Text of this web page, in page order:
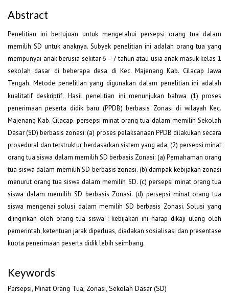
Abstract
Penelitian ini bertujuan untuk mengetahui persepsi orang tua dalam
memilih SD untuk anaknya. Subyek penelitian ini adalah orang tua yang
mempunyai anak berusia sekitar 6 – 7 tahun atau usia anak masuk kelas 1
sekolah dasar di beberapa desa di Kec. Majenang Kab. Cilacap Jawa
Tengah. Metode penelitian yang digunakan dalam penelitian ini adalah
kualitatif deskriptif. Hasil penelitian ini menunjukan bahwa (1) proses
penerimaan peserta didik baru (PPDB) berbasis Zonasi di wilayah Kec.
Majenang Kab. Cilacap. persepsi minat orang tua dalam memilih Sekolah
Dasar (SD) berbasis zonasi: (a) proses pelaksanaan PPDB dilakukan secara
prosedural dan terstruktur berdasarkan sistem yang ada. (2) persepsi minat
orang tua siswa dalam memilih SD berbasis Zonasi: (a) Pemahaman orang
tua siswa dalam memilih SD berbasis zonasi. (b) dampak kebijakan zonasi
menurut orang tua siswa dalam memilih SD. (c) persepsi minat orang tua
siswa dalam memilih SD berbasis Zonasi. (d) persepsi minat orang tua
siswa mengenai solusi dalam memilih SD berbasis Zonasi. Solusi yang
diinginkan oleh orang tua siswa : kebijakan ini harap dikaji ulang oleh
pemerintah, ketentuan jarak diperluas, diadakan sosialisasi dan presentase
kuota penerimaan peserta didik lebih seimbang.
Keywords
Persepsi, Minat Orang Tua, Zonasi, Sekolah Dasar (SD)